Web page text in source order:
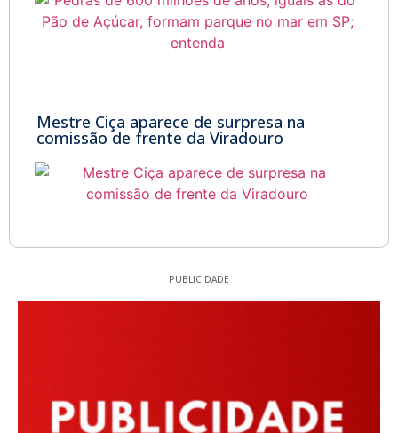
Mestre Ciça aparece de surpresa na
comissão de frente da Viradouro
PUBLICIDADE